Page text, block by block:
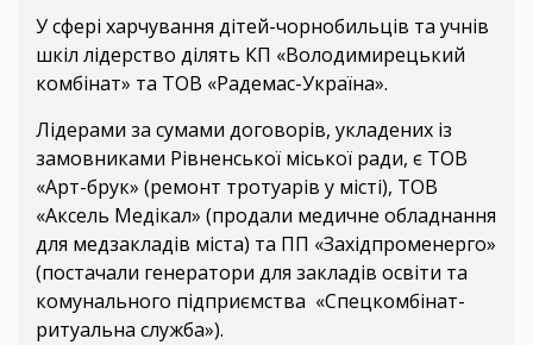
У сфері харчування дітей-чорнобильців та учнів
шкіл лідерство ділять КП «Володимирецький
комбінат» та ТОВ «Радемас-Україна».
Лідерами за сумами договорів, укладених із
замовниками Рівненської міської ради, є ТОВ
«Арт-брук» (ремонт тротуарів у місті), ТОВ
«Аксель Медікал» (продали медичне обладнання
для медзакладів міста) та ПП «Західпроменерго»
(постачали генератори для закладів освіти та
комунального підприємства «Спецкомбінат-
ритуальна служба»).